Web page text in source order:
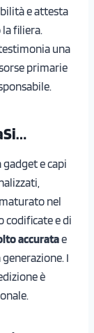
e attesta
filiera.
una
primarie
e capi
nel
codificate e di
accuratae
I
è